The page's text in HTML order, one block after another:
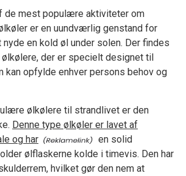
de mest populære aktiviteter om
er en uundværlig genstand for
nyde en kold øl under solen. Der findes
der er specielt designet til
kan opfylde enhver persons behov og
ølkølere til strandlivet er den
Denne type ølkøler er lavet af
og har
en solid
ølflaskerne kolde i timevis. Den har
hvilket gør den nem at